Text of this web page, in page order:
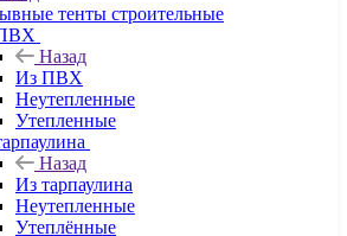
тенты строительные
Назад
Из ПВХ
Неутепленные
Утепленные
Назад
Из тарпаулина
Неутепленные
Утеплённые